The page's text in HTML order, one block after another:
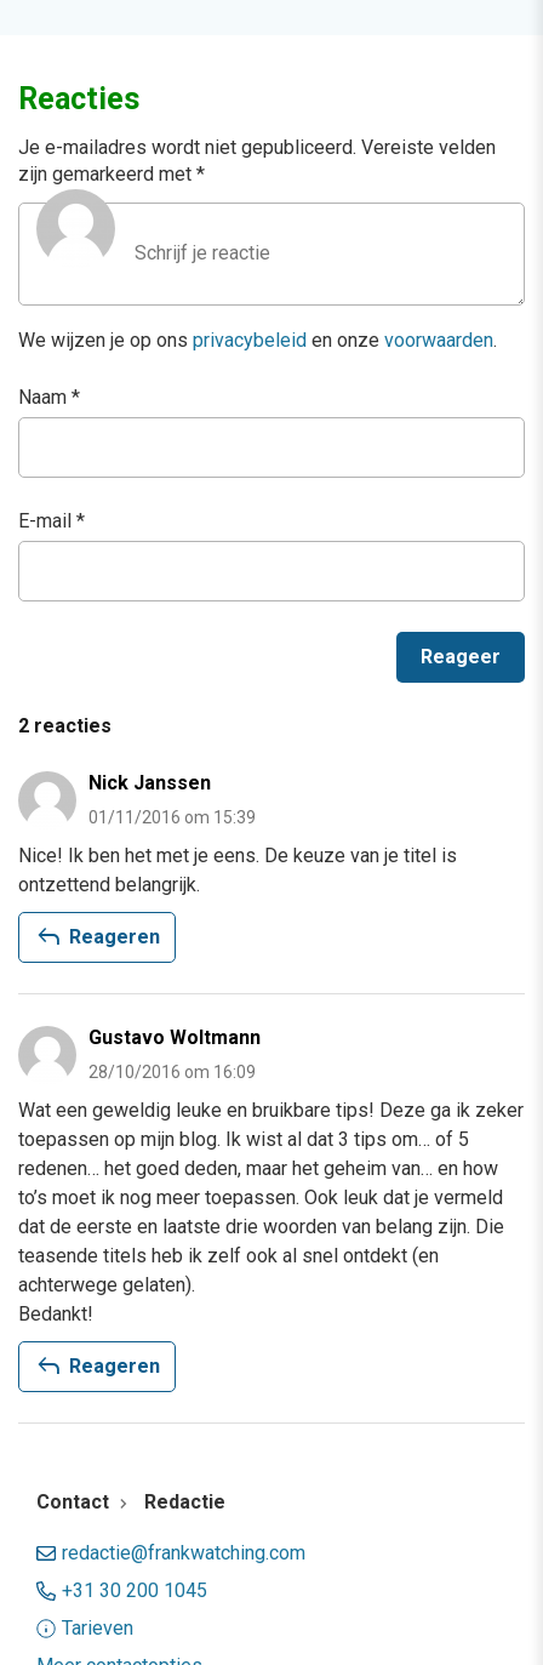
Reacties
Je e-mailadres wordt niet gepubliceerd. Vereiste velden
zijn gemarkeerd met *
We wijzen je op ons privacybeleid en onze voorwaarden.
Naam *
E-mail *
2 reacties
Nick Janssen
01/11/2016 om 15:39
Nice! Ik ben het met je eens. De keuze van je titel is
ontzettend belangrijk.
reply Reageren
Gustavo Woltmann
28/10/2016 om 16:09
Wat een geweldig leuke en bruikbare tips! Deze ga ik zeker
toepassen op mijn blog. Ik wist al dat 3 tips om… of 5
redenen… het goed deden, maar het geheim van… en how
to’s moet ik nog meer toepassen. Ook leuk dat je vermeld
dat de eerste en laatste drie woorden van belang zijn. Die
teasende titels heb ik zelf ook al snel ontdekt (en
achterwege gelaten).
Bedankt!
reply Reageren
Contact Redactie
redactie@frankwatching.com
+31 30 200 1045
Tarieven